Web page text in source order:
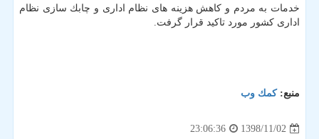
خدمات به مردم و كاهش هزینه های نظام اداری و چابك سازی نظام
اداری كشور مورد تاكید قرار گرفت.
منبع:كمك وب
1398/11/02
23:06:36